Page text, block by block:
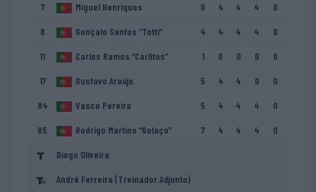
7 Miguel Henriques 0 4 4 4 0
8 Gonçalo Santos “Totti” 4 4 4 4 0
11 Carlos Ramos “Carlitos” 1 0 0 0 0
17 Gustavo Araújo 5 4 4 0 0
84 Vasco Pereira 5 4 4 4 0
85 Rodrigo Martins “Golaço” 7 4 4 4 0
Diogo Oliveira
André Ferreira (Treinador Adjunto)